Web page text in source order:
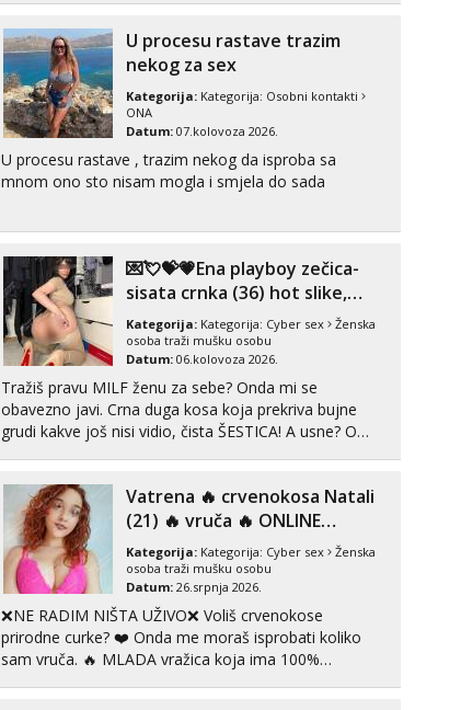
Alisa
Razgovaram :)
Tel: 064/677-677
tel:0,93€ - mob:1,12€ min
Vanesa
tel:0,93€ - mob:1,12€ min
Lili
Razgovaram :)
Tel: 064/677-677- Kod: #128
Obavijesti me kada se oslobodi
Anđela
Čekam tvoj poziv!
064/677-677
- Kod: #142
U procesu rastave trazim
nekog za sex
Kategorija: Kategorija: Osobni kontakti
ONA
Datum: 07.kolovoza 2026.
U procesu rastave , trazim nekog da isproba sa
mnom ono sto nisam mogla i smjela do sada
💌💘💝💗Ena playboy zečica-
sisata crnka (36) hot slike,
videa i c2c💗
Kategorija: Kategorija: Cyber sex
Ženska
osoba traži mušku osobu
Datum: 06.kolovoza 2026.
Tražiš pravu MILF ženu za sebe? Onda mi se
obavezno javi. Crna duga kosa koja prekriva bujne
grudi kakve još nisi vidio, čista ŠESTICA! A usne? O
nisi vidio. Uvijek sam spremna za ONLOINE zabavu...
Vatrena ‎️‍🔥 crvenokosa Natali
(21) ‎️‍🔥 vruča‎ ️‍🔥 ONLINE
ZABAVA
Kategorija: Kategorija: Cyber sex
Ženska
osoba traži mušku osobu
Datum: 26.srpnja 2026.
❌NE RADIM NIŠTA UŽIVO❌ Voliš crvenokose
prirodne curke? ❤️ Onda me moraš isprobati koliko
sam vruča.‎ ️‍🔥 MLADA vražica koja ima 100%